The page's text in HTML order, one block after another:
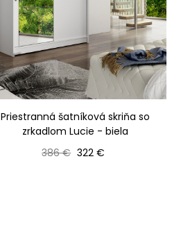
Priestranná šatníková skriňa so
zrkadlom Lucie - biela
Bežná cena
386 € Cena
322 €